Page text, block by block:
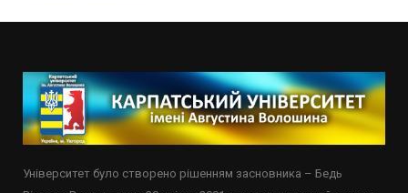
Університет було створено рішенням засновника – Бедь